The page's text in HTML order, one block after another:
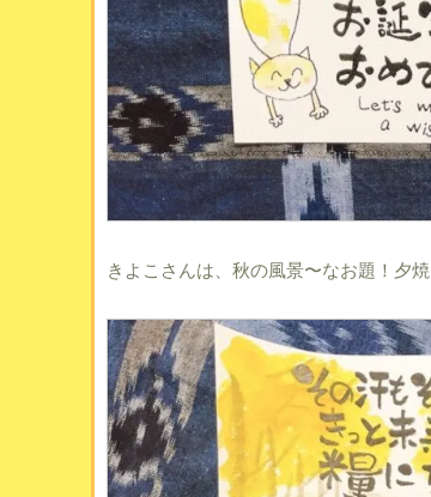
きよこさんは、秋の風景〜なお題！夕